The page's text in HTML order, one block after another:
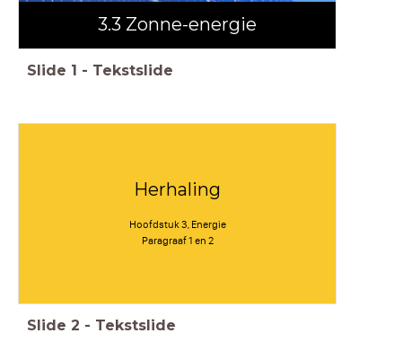
3.3 Zonne-energie
Slide 1 - Tekstslide
Herhaling
Hoofdstuk 3, Energie
Paragraaf 1 en 2
Slide 2 - Tekstslide